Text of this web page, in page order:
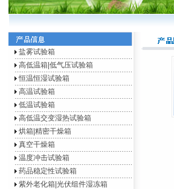
盐雾试验箱
高低温箱|低气压试验箱
恒温恒湿试验箱
高温试验箱
低温试验箱
高低温交变湿热试验箱
烘箱|精密干燥箱
真空干燥箱
温度冲击试验箱
药品稳定性试验箱
紫外老化箱|光伏组件湿冻箱